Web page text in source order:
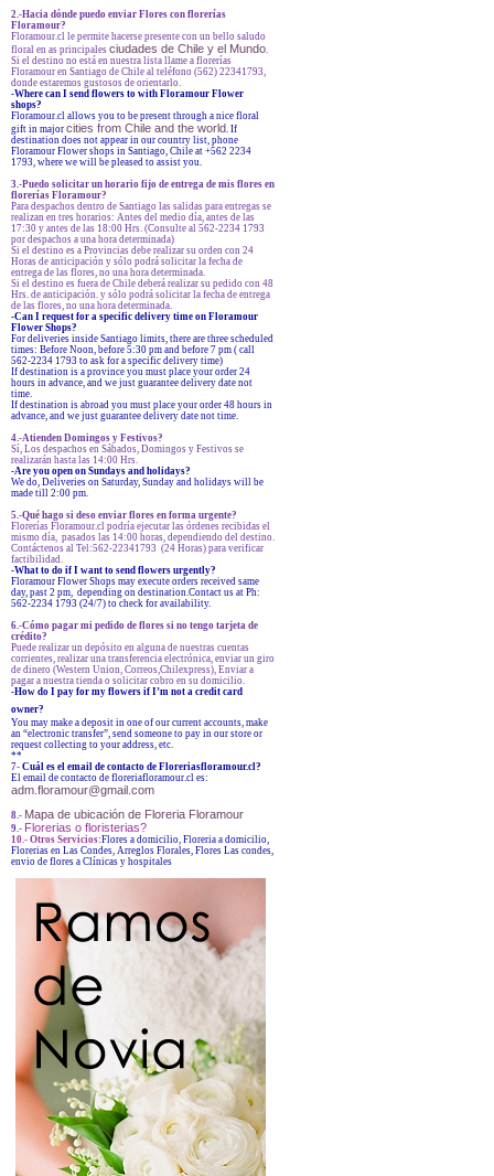
2.-Hacia dónde puedo enviar Flores con florerías
Floramour?
Floramour.cl le permite hacerse presente con un bello saludo
floral en as principales ciudades de Chile y el Mundo.
Si el destino no está en nuestra lista llame a florerías
Floramour en Santiago de Chile al teléfono (562) 22341793,
donde estaremos gustosos de orientarlo.
-Where can I send flowers to with Floramour Flower
shops?
Floramour.cl allows you to be present through a nice floral
gift in major cities from Chile and the world. If
destination does not appear in our country list, phone
Floramour Flower shops in Santiago, Chile at +562 2234
1793, where we will be pleased to assist you.
3.-Puedo solicitar un horario fijo de entrega de mis flores en
florerías Floramour?
Para despachos dentro de Santiago las salidas para entregas se
realizan en tres horarios: Antes del medio día, antes de las
17:30 y antes de las 18:00 Hrs. (Consulte al 562-2234 1793
por despachos a una hora determinada)
Si el destino es a Provincias debe realizar su orden con 24
Horas de anticipación y sólo podrá solicitar la fecha de
entrega de las flores, no una hora determinada.
Si el destino es fuera de Chile deberá realizar su pedido con 48
Hrs. de anticipación. y sólo podrá solicitar la fecha de entrega
de las flores, no una hora determinada.
-Can I request for a specific delivery time on Floramour
Flower Shops?
For deliveries inside Santiago limits, there are three scheduled
times: Before Noon, before 5:30 pm and before 7 pm ( call
562-2234 1793 to ask for a specific delivery time)
If destination is a province you must place your order 24
hours in advance, and we just guarantee delivery date not
time.
If destination is abroad you must place your order 48 hours in
advance, and we just guarantee delivery date not time.
4.-Atienden Domingos y Festivos?
Sí, Los despachos en Sábados, Domingos y Festivos se
realizarán hasta las 14:00 Hrs.
-Are you open on Sundays and holidays?
We do, Deliveries on Saturday, Sunday and holidays will be
made till 2:00 pm.
5.-Qué hago si deso enviar flores en forma urgente?
Florerías Floramour.cl podría ejecutar las órdenes recibidas el
mismo día, pasados las 14:00 horas, dependiendo del destino.
Contáctenos al Tel:562-22341793 (24 Horas) para verificar
factibilidad.
-What to do if I want to send flowers urgently?
Floramour Flower Shops may execute orders received same
day, past 2 pm, depending on destination.Contact us at Ph:
562-2234 1793 (24/7) to check for availability.
6.-Cómo pagar mi pedido de flores si no tengo tarjeta de
crédito?
Puede realizar un depósito en alguna de nuestras cuentas
corrientes, realizar una transferencia electrónica, enviar un giro
de dinero (Western Union, Correos,Chilexpress), Enviar a
pagar a nuestra tienda o solicitar cobro en su domicilio.
-How do I pay for my flowers if I’m not a credit card
owner?
You may make a deposit in one of our current accounts, make
an “electronic transfer”, send someone to pay in our store or
request collecting to your address, etc.
**
7- Cuál es el email de contacto de Floreriasfloramour.cl?
El email de contacto de floreriafloramour.cl es:
adm.floramour@gmail.com
8.- Mapa de ubicación de Floreria Floramour
9.- Florerias o floristerias?
10.- Otros Servicios:Flores a domicilio, Floreria a domicilio,
Florerias en Las Condes, Arreglos Florales, Flores Las condes,
envio de flores a Clínicas y hospitales